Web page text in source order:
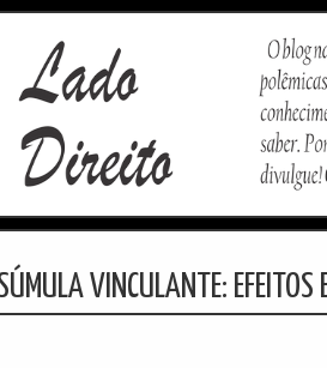
VINCULANTE: EFEITOS